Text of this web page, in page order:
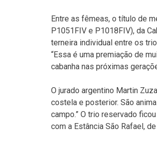
Entre as fêmeas, o título de
P1051FIV e P1018FIV), da
terneira individual entre os
“Essa é uma premiação de
cabanha nas próximas
O jurado argentino Martin
costela e posterior. São
campo.” O trio reservado
com a Estância São Rafael,